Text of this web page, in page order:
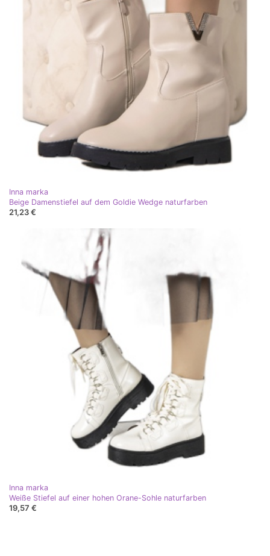
Inna marka
Beige Damenstiefel auf dem Goldie Wedge naturfarben
21,23 €
Inna marka
Weiße Stiefel auf einer hohen Orane-Sohle naturfarben
19,57 €